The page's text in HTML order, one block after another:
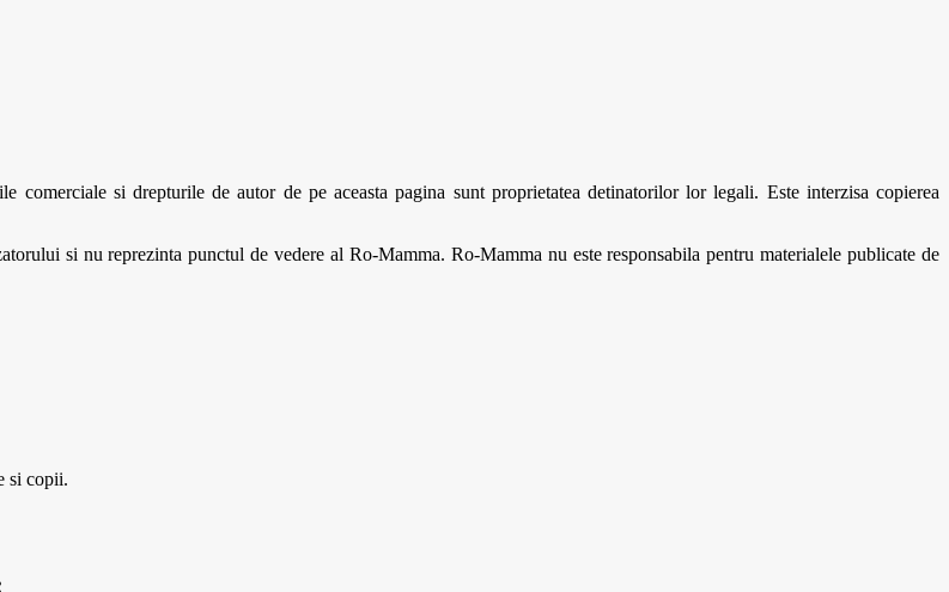
comerciale si drepturile de autor de pe aceasta pagina sunt proprietatea detinatorilor lor legali. Este interzisa copierea
si nu reprezinta punctul de vedere al Ro-Mamma. Ro-Mamma nu este responsabila pentru materialele publicate de
si copii.